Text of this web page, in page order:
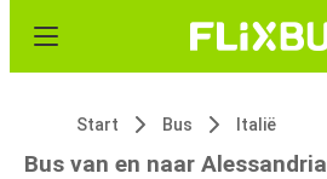
Start Bus Italië
Bus van en naar Alessandria